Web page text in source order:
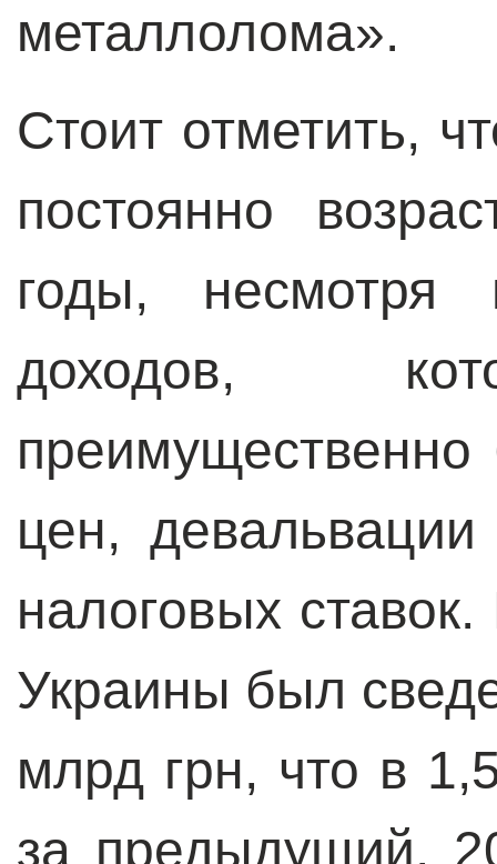
металлолома».
Стоит отметить,
постоянно
годы, несмотря
доходов,
цен,
налоговых
Украины был
млрд грн, что в
за предыдущий,